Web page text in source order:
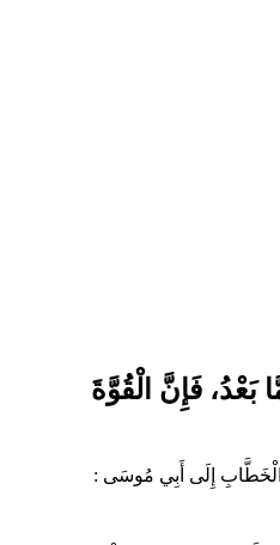
744: «أَمَّا بَعْدُ، فَإِنَّ ‌الْقُوَّةَ
إِلَى أَبِي مُوسَى :